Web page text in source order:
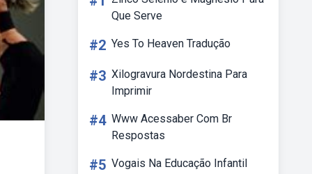
Que Serve
#2 Yes To Heaven Tradução
#3 Xilogravura Nordestina Para
Imprimir
#4 Www Acessaber Com Br
Respostas
#5 Vogais Na Educação Infantil